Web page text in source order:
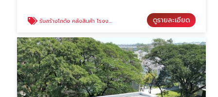
รับสร้างโกดัง คลังสินค้า โรงงาน ดูรายละเอียด